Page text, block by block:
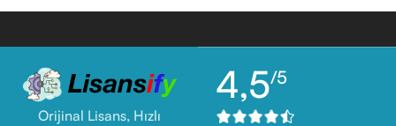
Orijinal Lisans, Hızlı
4,5/5